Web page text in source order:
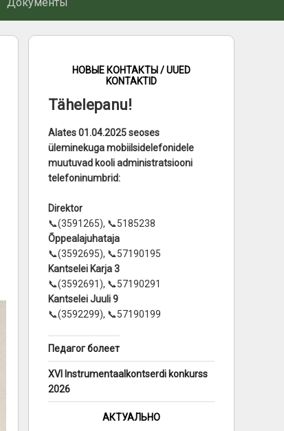
НОВЫЕ КОНТАКТЫ / UUED
KONTAKTID
Tähelepanu!
Alates 01.04.2025 seoses
üleminekuga mobiilsidelefonidele
muutuvad kooli administratsiooni
telefoninumbrid:
Direktor
📞(3591265), 📞5185238
Õppealajuhataja
📞(3592695), 📞57190195
Kantselei Karja 3
📞(3592691), 📞57190291
Kantselei Juuli 9
📞(3592299), 📞57190199
Педагог болеет
XVI Instrumentaalkontserdi konkurss
2026
АКТУАЛЬНО